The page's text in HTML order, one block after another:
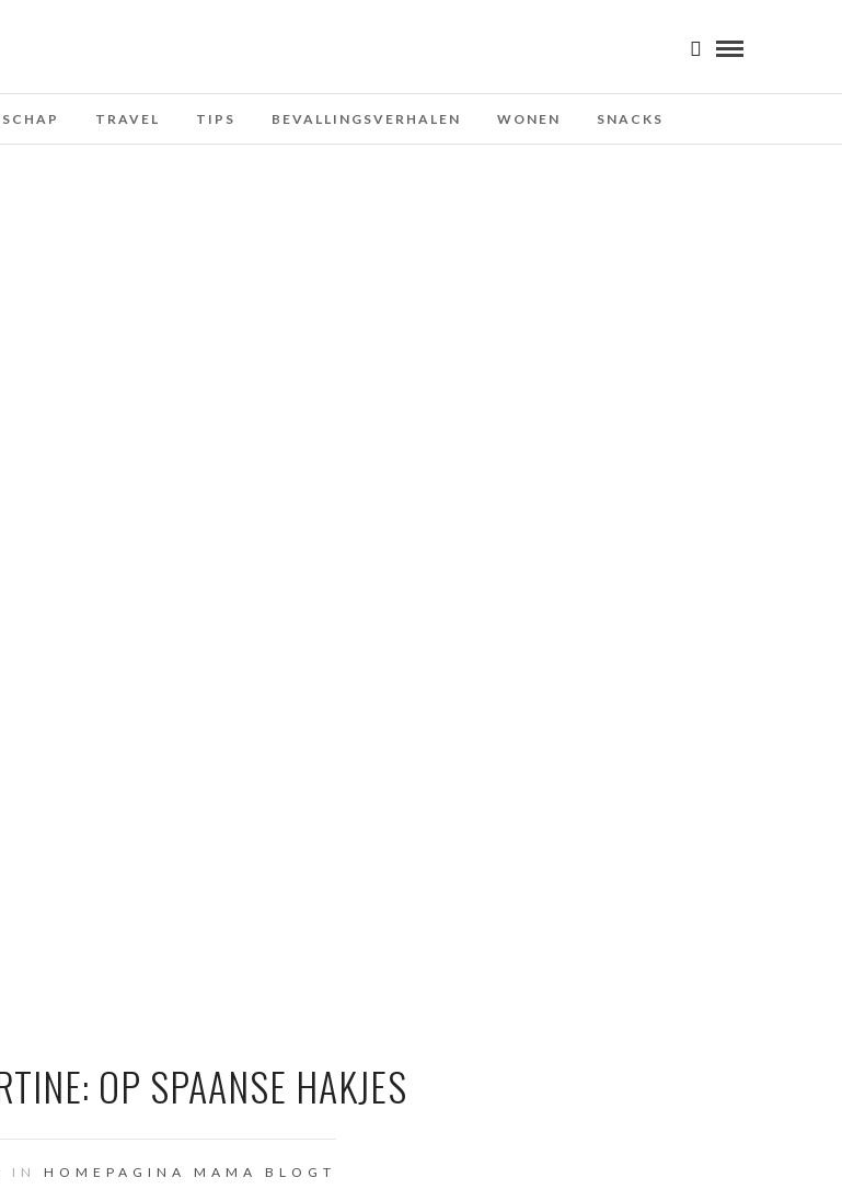
TRAVEL TIPS BEVALLINGSVERHALEN WONEN SNACKS
OP SPAANSE HAKJES
IN HOMEPAGINA MAMA BLOGT